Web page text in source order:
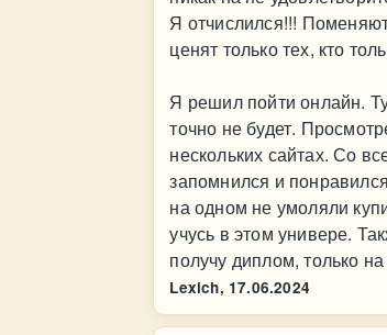
Я отчислился!!!
ценят только тех, кто
Я решил пойти онлайн.
точно не будет.
нескольких сайтах. Со
запомнился и
на одном не умоляли
учусь в этом универе.
получу диплом, только
Lexich, 17.06.2024